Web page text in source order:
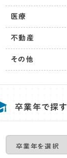
医療
不動産
その他
卒業年で探す